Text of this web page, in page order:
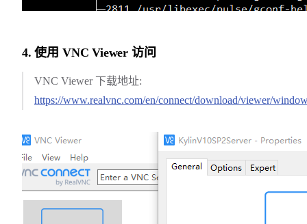
4. 使用 VNC Viewer 访问
VNC Viewer 下载地址:
https://www.realvnc.com/en/connect/download/viewer/